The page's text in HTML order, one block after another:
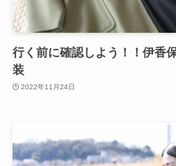
行く前に確認しよう！！伊香
装
2022年11月24日